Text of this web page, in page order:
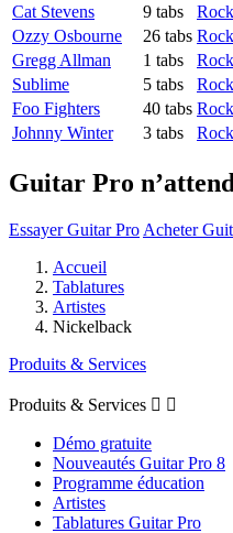
Cat Stevens
9 tabs Rock
Ozzy Osbourne
26 tabs Rock
Gregg Allman
1 tabs Rock
Sublime
5 tabs Rock
Foo Fighters
40 tabs Rock
Johnny Winter
3 tabs Rock
Guitar Pro
Essayer Guitar Pro Acheter
Accueil
Tablatures
Artistes
Nickelback
Produits & Services
Produits & Services  
Démo gratuite
Nouveautés Guitar Pro 8
Programme éducation
Artistes
Tablatures Guitar Pro